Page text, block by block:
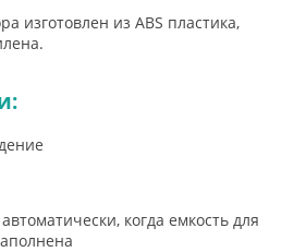
изготовлен из ABS пластика,
когда емкость для